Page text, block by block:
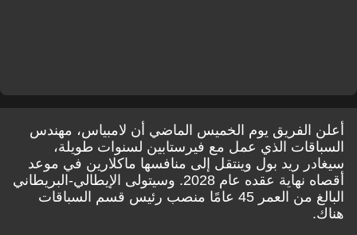
أعلن الفريق يوم الخميس الماضي أن لامبياس، مهندس
السباقات الذي عمل مع فيرستابين لسنوات طويلة،
سيغادر ريد بول وينتقل إلى منافسها ماكلارين في موعد
أقصاه نهاية عقده عام 2028. وسيتولى الإيطالي-البريطاني
البالغ من العمر 45 عامًا منصب رئيس قسم السباقات
هناك.